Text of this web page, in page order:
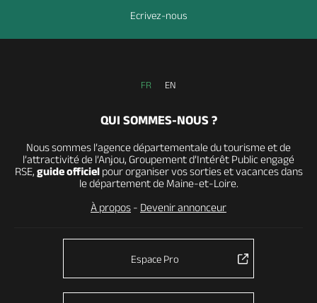
Ecrivez-nous
FR EN
QUI SOMMES-NOUS ?
Nous sommes l’agence départementale du tourisme et de
l’attractivité de l’Anjou, Groupement d’Intérêt Public engagé
RSE, guide officielpour organiser vos sorties et vacances dans
le département de Maine-et-Loire.
À propos - Devenir annonceur
Espace Pro